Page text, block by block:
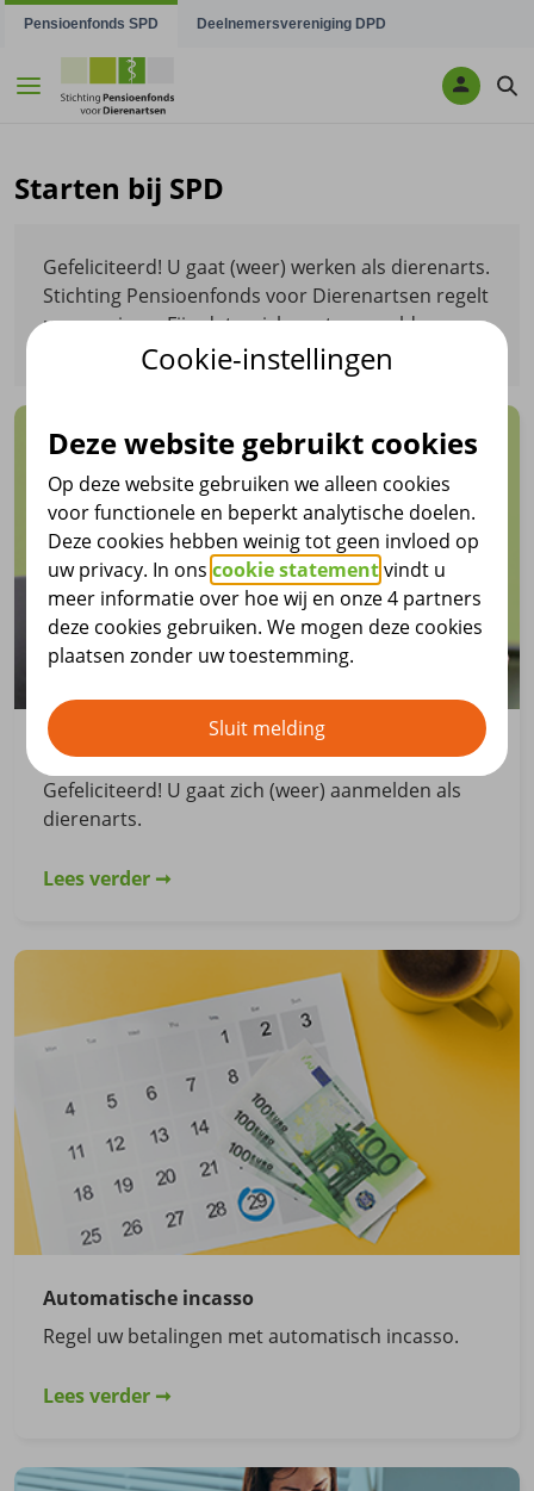
Navigatie overslaan
Pensioenfonds SPD Deelnemersvereniging DPD
Starten bij SPD
Gefeliciteerd! U gaat (weer) werken als dierenarts.
Stichting Pensioenfonds voor Dierenartsen regelt
uw pensioen. Fijn dat u zich gaat aanmelden.
Aanmelden bij SPD
Gefeliciteerd! U gaat zich (weer) aanmelden als
dierenarts.
Lees verder
Automatische incasso
Regel uw betalingen met automatisch incasso.
Lees verder
Cookie-instellingen
Deze website gebruikt cookies
Op deze website gebruiken we alleen cookies
voor functionele en beperkt analytische doelen.
Deze cookies hebben weinig tot geen invloed op
uw privacy. In onscookie statementvindt u
meer informatie over hoe wij en onze 4 partners
deze cookies gebruiken. We mogen deze cookies
plaatsen zonder uw toestemming.
Sluit melding